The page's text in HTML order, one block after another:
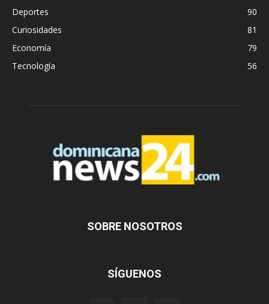
Deportes
90
Curiosidades
81
Economía
79
Tecnología
56
SOBRE NOSOTROS
SÍGUENOS